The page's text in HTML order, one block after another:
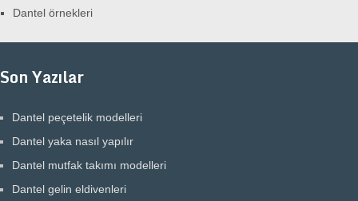
Dantel örnekleri
Son Yazılar
Dantel peçetelik modelleri
Dantel yaka nasıl yapılır
Dantel mutfak takımı modelleri
Dantel gelin eldivenleri